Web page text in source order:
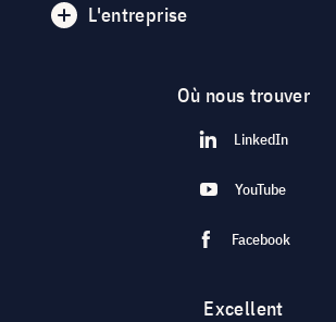
L'entreprise
Où nous trouver
LinkedIn
YouTube
Facebook
Excellent